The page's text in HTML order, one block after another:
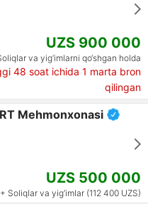
UZS 900 000
va yig‘imlarni qo‘shgan holda
48 soat ichida 1 marta bron
qilingan
Mehmonxonasi
UZS 500 000
+ Soliqlar va yig‘imlar (112 400 UZS)